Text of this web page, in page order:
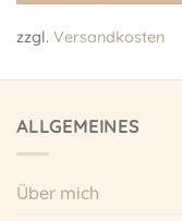
Produkt
mehrere
auf.
Die
können
zzgl. Versandkosten
ALLGEMEINES
Über mich